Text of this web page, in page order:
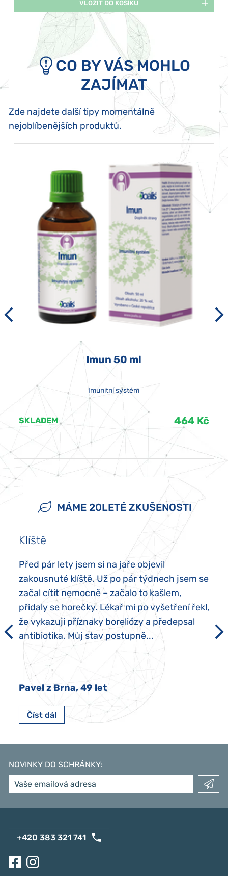
VLOŽIT DO KOŠÍKU
CO BY VÁS MOHLO
ZAJÍMAT
Zde najdete další tipy momentálně
nejoblíbenějších produktů.
Imun 50 ml
Imunitní systém
SKLADEM 464 Kč
MÁME 20LETÉ ZKUŠENOSTI
Klíště
Před pár lety jsem si na jaře objevil
zakousnuté klíště. Už po pár týdnech jsem se
začal cítit nemocně – začalo to kašlem,
přidaly se horečky. Lékař mi po vyšetření řekl,
že vykazuji příznaky boreliózy a předepsal
antibiotika. Můj stav postupně...
Pavel z Brna, 49 let
Číst dál
NOVINKY DO SCHRÁNKY:
+420 383 321 741